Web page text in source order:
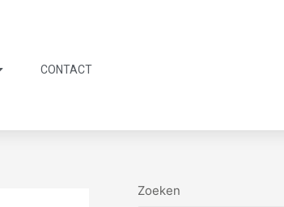
CONTACT
Zoeken